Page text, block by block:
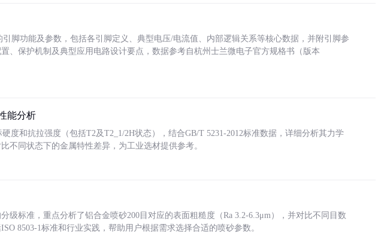
引脚功能及参数，包括各引脚定义、典型电压/电流值、内部逻辑关系等核心数据，并附引脚参
、保护机制及典型应用电路设计要点，数据参考自杭州士兰微电子官方规格书（版本
能分析
度和抗拉强度（包括T2及T2_1/2H状态），结合GB/T 5231-2012标准数据，详细分析其力学
不同状态下的金属特性差异，为工业选材提供参考。
级标准，重点分析了铝合金喷砂200目对应的表面粗糙度（Ra 3.2-6.3μm），并对比不同目数
8503-1标准和行业实践，帮助用户根据需求选择合适的喷砂参数。